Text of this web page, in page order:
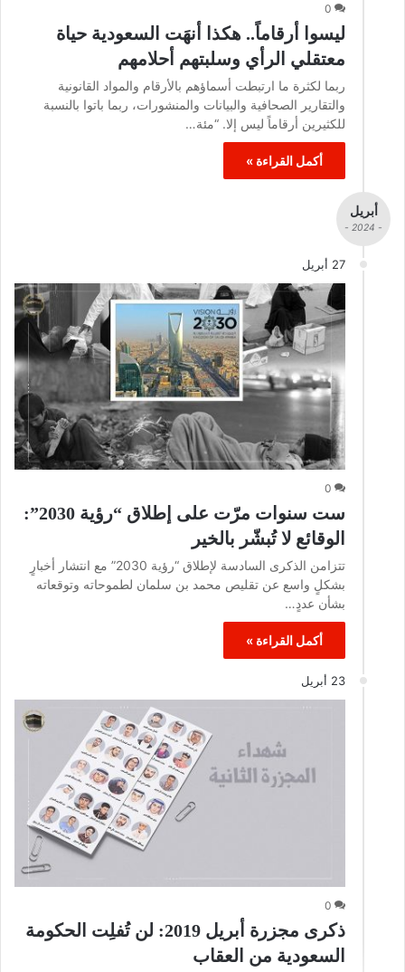
0
ليسوا أرقاماً.. هكذا أنهَت السعودية حياة
معتقلي الرأي وسلبتهم أحلامهم
ربما لكثرة ما ارتبطت أسماؤهم بالأرقام والمواد القانونية
والتقارير الصحافية والبيانات والمنشورات، ربما باتوا بالنسبة
للكثيرين أرقاماً ليس إلا. “مئة…
أكمل القراءة »
أبريل
- 2024 -
27 أبريل
0
ست سنوات مرّت على إطلاق “رؤية 2030”:
الوقائع لا تُبشّر بالخير
تتزامن الذكرى السادسة لإطلاق “رؤية 2030” مع انتشار أخبارٍ
بشكلٍ واسع عن تقليص محمد بن سلمان لطموحاته وتوقعاته
بشأن عددٍ…
أكمل القراءة »
23 أبريل
0
ذكرى مجزرة أبريل 2019: لن تُفلِت الحكومة
السعودية من العقاب